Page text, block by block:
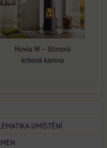
Novia W – litinová
krbová kamna
UMÍSTĚNÍ